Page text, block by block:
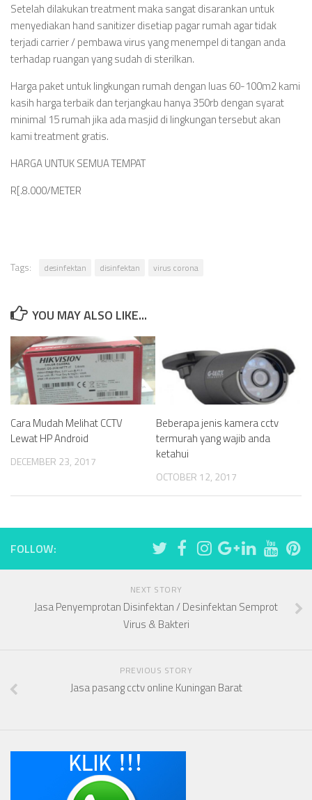
Setelah dilakukan treatment maka sangat disarankan untuk
menyediakan hand sanitizer disetiap pagar rumah agar tidak
terjadi carrier / pembawa virus yang menempel di tangan anda
terhadap ruangan yang sudah di sterilkan.
Harga paket untuk lingkungan rumah dengan luas 60-100m2 kami
kasih harga terbaik dan terjangkau hanya 350rb dengan syarat
minimal 15 rumah jika ada masjid di lingkungan tersebut akan
kami treatment gratis.
HARGA UNTUK SEMUA TEMPAT
R[.8.000/METER
Tags: desinfektan disinfektan virus corona
YOU MAY ALSO LIKE...
Cara Mudah Melihat CCTV
Lewat HP Android
DECEMBER 23, 2017
Beberapa jenis kamera cctv
termurah yang wajib anda
ketahui
OCTOBER 12, 2017
FOLLOW:
NEXT STORY
Jasa Penyemprotan Disinfektan / Desinfektan Semprot
Virus & Bakteri
PREVIOUS STORY
Jasa pasang cctv online Kuningan Barat